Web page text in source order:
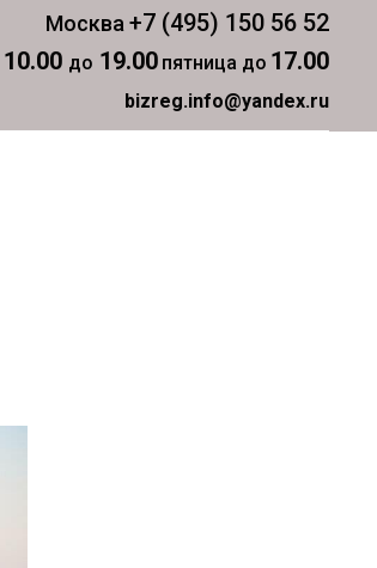
Москва +7 (495) 150 56 52
10.00 до 19.00 пятница до 17.00
bizreg.info@yandex.ru